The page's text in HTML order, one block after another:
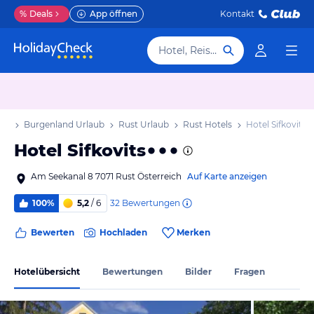
% Deals App öffnen Kontakt
Hotel, Reiseziel
Burgenland Urlaub Rust Urlaub Rust Hotels Hotel Sifkovits
Hotel Sifkovits
Am Seekanal 8 7071 Rust Österreich Auf Karte anzeigen
100% 5,2 / 6 32 Bewertungen
Bewerten Hochladen Merken
Hotelübersicht Bewertungen Bilder Fragen